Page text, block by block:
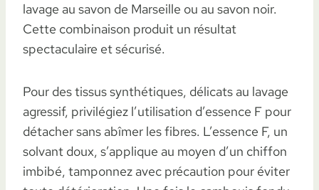
lavage au savon de Marseille ou au savon noir.
Cette combinaison produit un résultat
spectaculaire et sécurisé.
Pour des tissus synthétiques, délicats au lavage
agressif, privilégiez l’utilisation d’essence F pour
détacher sans abîmer les fibres. L’essence F, un
solvant doux, s’applique au moyen d’un chiffon
imbibé, tamponnez avec précaution pour éviter